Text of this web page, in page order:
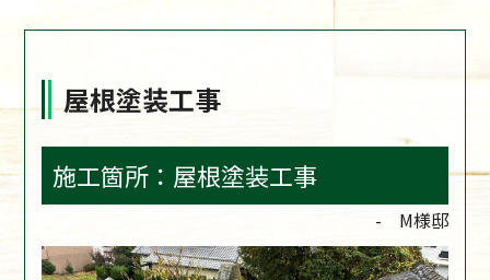
屋根塗装工事
施工箇所：屋根塗装工事
- M様邸